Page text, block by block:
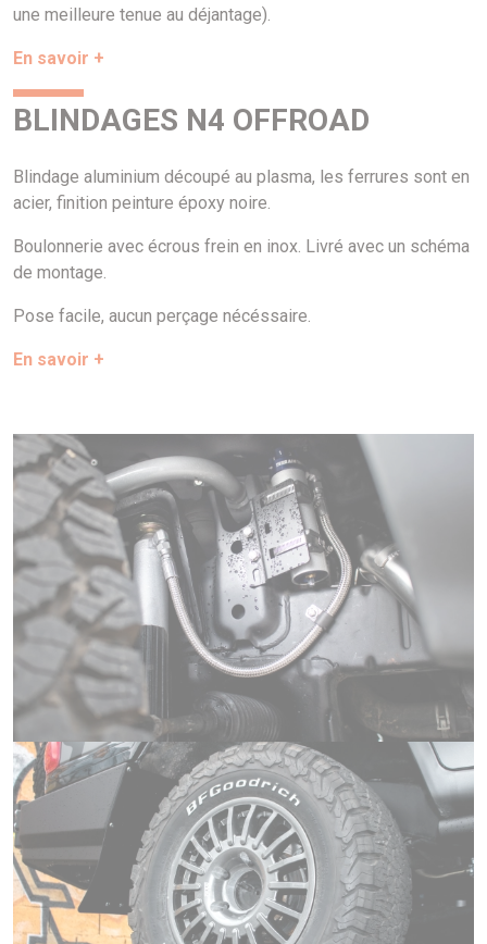
une meilleure tenue au déjantage).
En savoir +
BLINDAGES N4 OFFROAD
Blindage aluminium découpé au plasma, les ferrures sont en
acier, finition peinture époxy noire.
Boulonnerie avec écrous frein en inox. Livré avec un schéma
de montage.
Pose facile, aucun perçage nécéssaire.
En savoir +